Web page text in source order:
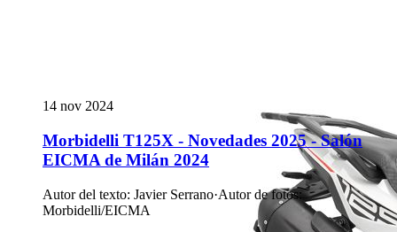
14 nov 2024
Morbidelli T125X - Novedades 2025 - Salón
EICMA de Milán 2024
Autor del texto: Javier Serrano·Autor de fotos:
Morbidelli/EICMA